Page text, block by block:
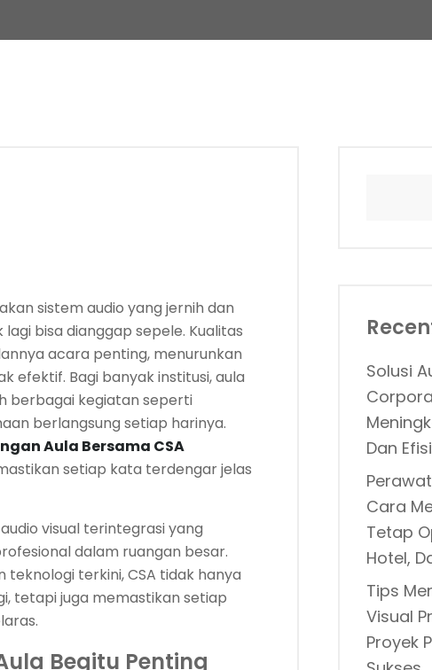
sistem audio yang jernih dan
bisa dianggap sepele. Kualitas
acara penting, menurunkan
efektif. Bagi banyak institusi, aula
berbagai kegiatan seperti
berlangsung setiap harinya.
Aula Bersama CSA
setiap kata terdengar jelas
visual terintegrasi yang
dalam ruangan besar.
terkini, CSA tidak hanya
tetapi juga memastikan setiap
Begitu Penting
Solusi
Dan
Cara
Tetap
Hotel,
Tips
Visual
Proyek